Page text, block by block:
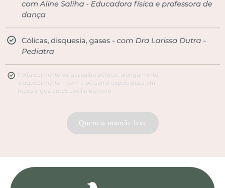
Fortalecimento do assoalho pélvico, alongamento
e aquecimento – com a personal especialista em
mães e gestantes Evellin Romero .
Quero o mamãe leve